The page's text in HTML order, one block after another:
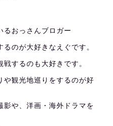
るおっさんブロガー
のが大好きなえぐです。
するのも大好きです。
や観光地巡りをするのが好
影や、洋画・海外ドラマを